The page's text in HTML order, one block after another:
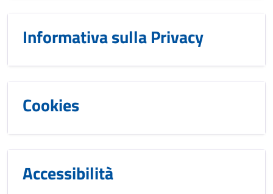
Informativa sulla Privacy
Cookies
Accessibilità